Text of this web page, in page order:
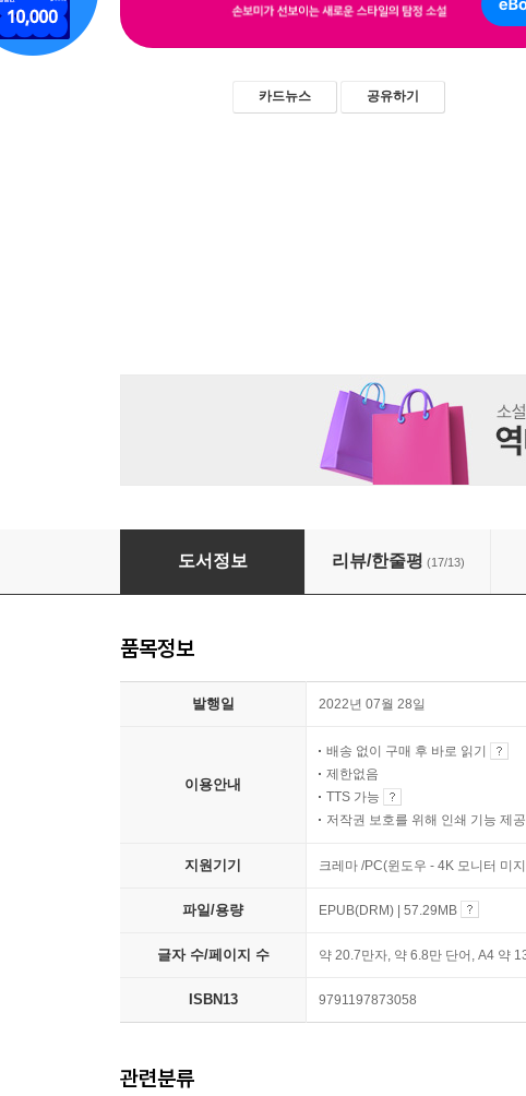
카드뉴스 공유하기
사라진 숲의 아이들
도서정보 리뷰/한줄평 (17/13)
품목정보
발행일 2022년 07월 28일
이용안내
배송 없이 구매 후 바로 읽기
제한없음
TTS 가능
저작권 보호를 위해 인쇄 기능 제
지원기기 크레마 /PC(윈도우 - 4K 모니터 미
파일/용량 EPUB(DRM) | 57.29MB
글자 수/페이지 수 약 20.7만자, 약 6.8만 단어, A4 약
ISBN13 9791197873058
관련분류